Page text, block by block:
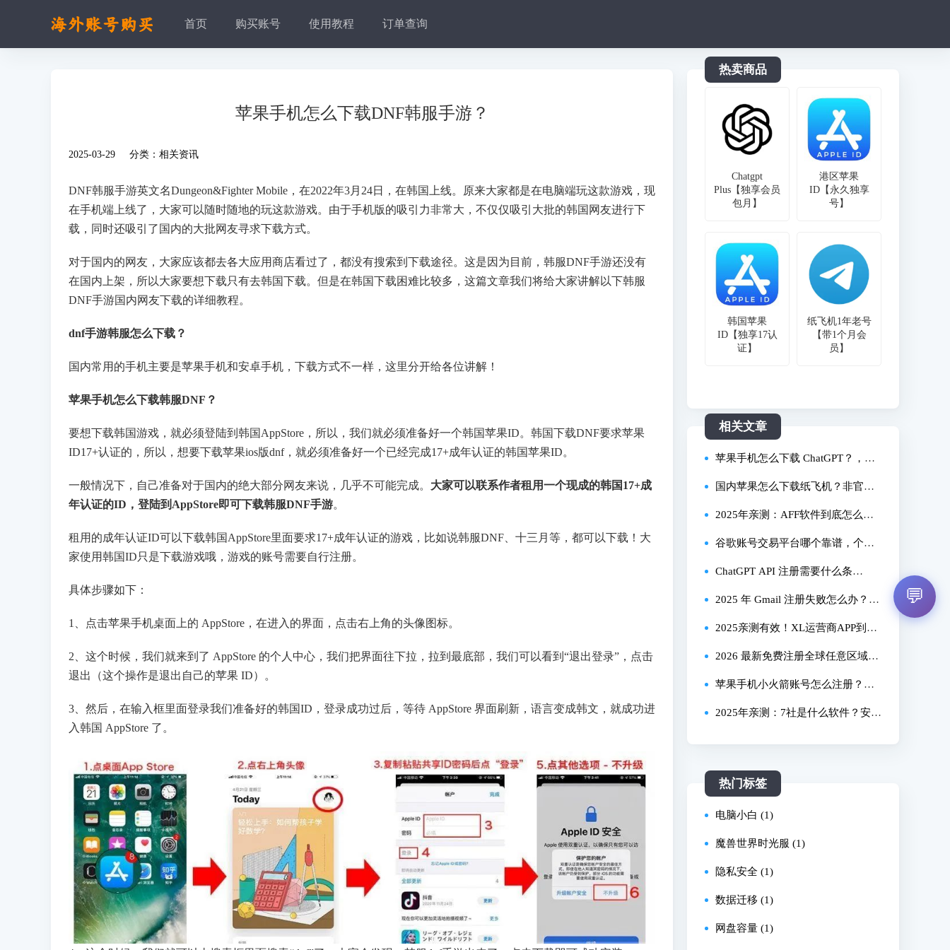
首页 购买账号 使用教程 订单查询
苹果手机怎么下载DNF韩服手游？
2025-03-29 分类： 相关资讯
DNF韩服手游英文名Dungeon&Fighter Mobile，在2022年3月24日，在韩国上线。原来大家都是在电脑端玩这款游戏，现
在手机端上线了，大家可以随时随地的玩这款游戏。由于手机版的吸引力非常大，不仅仅吸引大批的韩国网友进行下
载，同时还吸引了国内的大批网友寻求下载方式。
对于国内的网友，大家应该都去各大应用商店看过了，都没有搜索到下载途径。这是因为目前，韩服DNF手游还没有
在国内上架，所以大家要想下载只有去韩国下载。但是在韩国下载困难比较多，这篇文章我们将给大家讲解以下韩服
DNF手游国内网友下载的详细教程。
dnf手游韩服怎么下载？
国内常用的手机主要是苹果手机和安卓手机，下载方式不一样，这里分开给各位讲解！
苹果手机怎么下载韩服DNF？
要想下载韩国游戏，就必须登陆到韩国AppStore，所以，我们就必须准备好一个韩国苹果ID。韩国下载DNF要求苹果
ID17+认证的，所以，想要下载苹果ios版dnf，就必须准备好一个已经完成17+成年认证的韩国苹果ID。
一般情况下，自己准备对于国内的绝大部分网友来说，几乎不可能完成。 大家可以联系作者租用一个现成的韩国17+成
年认证的ID，登陆到AppStore即可下载韩服DNF手游。
租用的成年认证ID可以下载韩国AppStore里面要求17+成年认证的游戏，比如说韩服DNF、十三月等，都可以下载！大
家使用韩国ID只是下载游戏哦，游戏的账号需要自行注册。
具体步骤如下：
1、点击苹果手机桌面上的 AppStore，在进入的界面，点击右上角的头像图标。
2、这个时候，我们就来到了 AppStore 的个人中心，我们把界面往下拉，拉到最底部，我们可以看到“退出登录”，点击
退出（这个操作是退出自己的苹果 ID）。
3、然后，在输入框里面登录我们准备好的韩国ID，登录成功过后，等待 AppStore 界面刷新，语言变成韩文，就成功进
入韩国 AppStore 了。
热卖商品
Chatgpt
Plus【独享会员
包月】
港区苹果
ID【永久独享
号】
韩国苹果
ID【独享17认
证】
纸飞机1年老号
【带1个月会
员】
相关文章
苹果手机怎么下载 ChatGPT？，国
内能直接下载吗？
国内苹果怎么下载纸飞机？非官方
渠道安全吗？
2025年亲测：AFF软件到底怎么下
载？安卓/iOS全平台详细教程
谷歌账号交易平台哪个靠谱，个人
谷歌账号交易平台推荐，谷歌账号
交易平台防骗技巧？
ChatGPT API 注册需要什么条
件？，新手怎么获取 API 密钥？
2025 年 Gmail 注册失败怎么办？非
本土手机号注册技巧 + 异常问题 1
次解决
2025亲测有效！XL运营商APP到底
怎么下载？安卓iOS全流程完整版教
程
2026 最新免费注册全球任意区域Ap
ple ID教程，含美国、日本、台湾等
| 全程无废话无推广 | 100%成功
苹果手机小火箭账号怎么注册？新
手必看的详细操作指南！
2025年亲测：7社是什么软件？安卓
热门标签
电脑小白 (1)
魔兽世界时光服 (1)
隐私安全 (1)
数据迁移 (1)
网盘容量 (1)
💬